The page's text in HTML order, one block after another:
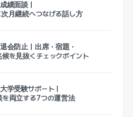
績面談｜
月継続へつなげる話し方
会防止｜出席・宿題・
を見抜くチェックポイント
学受験サポート｜
を両立する7つの運営法